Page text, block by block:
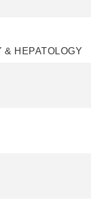
& HEPATOLOGY